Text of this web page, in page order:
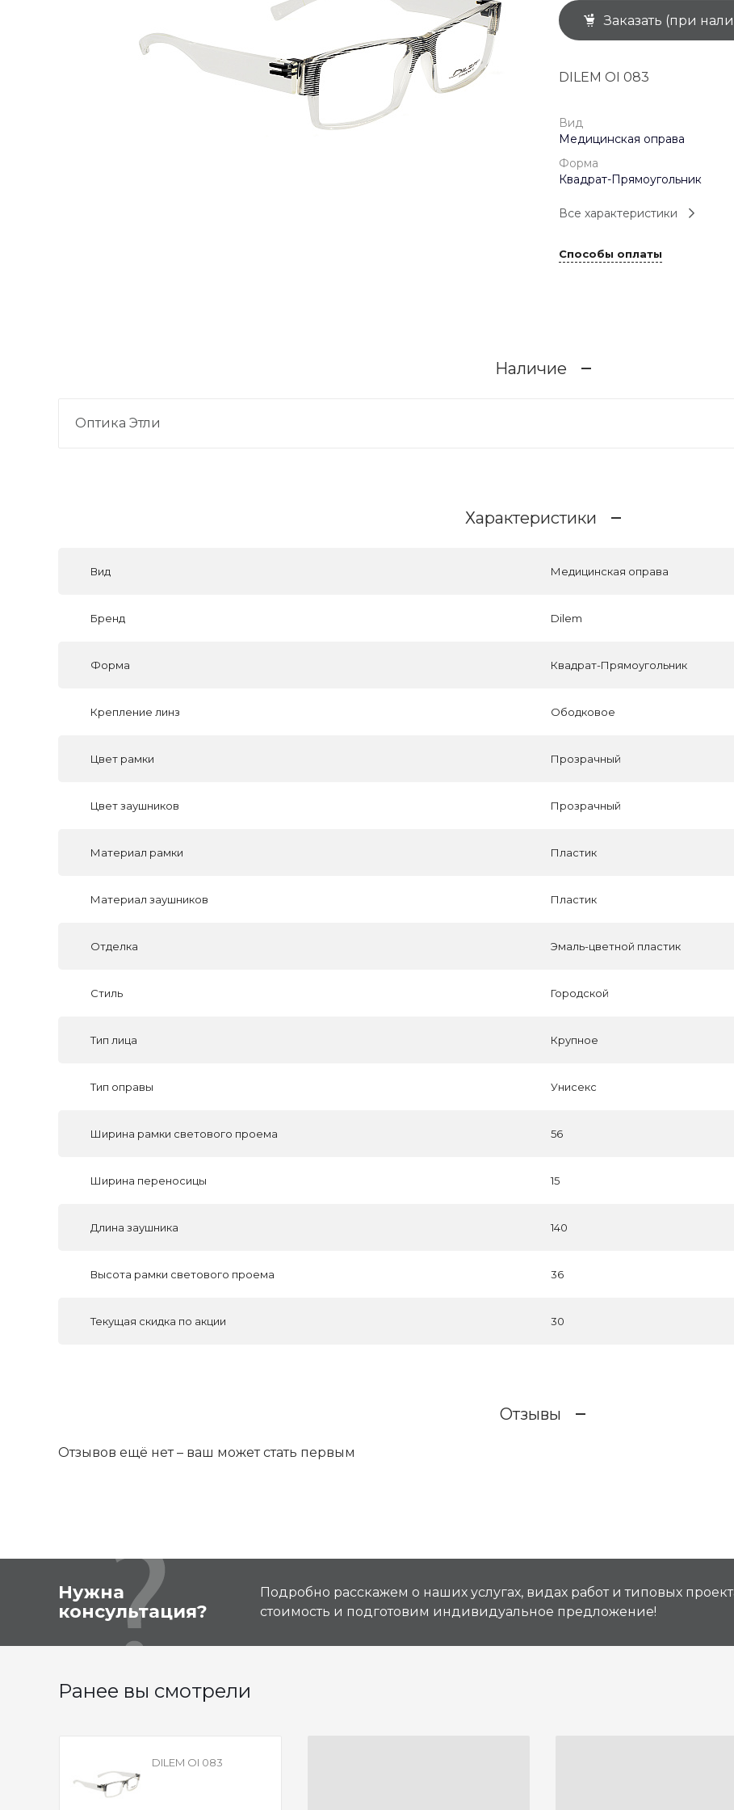
+7 (926) 092 4274
г. Королёв, пр-т
(0-9)
1 мая: 10:00-19:00
9 мая: 10:00-19:00
Заказать (при
DILEM OI 083
Вид
Медицинская оправа
Форма
Квадрат-Прямоугольник
Все характеристики
Способы оплаты
Наличие
Оптика Этли
Характеристики
Вид Медицинская оправа
Бренд Dilem
Форма Квадрат-Прямоугольник
Крепление линз Ободковое
Цвет рамки Прозрачный
Цвет заушников Прозрачный
Материал рамки Пластик
Материал заушников Пластик
Отделка Эмаль-цветной пластик
Стиль Городской
Тип лица Крупное
Тип оправы Унисекс
Ширина рамки светового проема 56
Ширина переносицы 15
Длина заушника 140
Высота рамки светового проема 36
Текущая скидка по акции 30
Отзывы
Отзывов ещё нет – ваш может стать первым
Нужна
консультация?
Подробно расскажем о наших услугах, видах работ и типовых
стоимость и подготовим индивидуальное предложение!
Ранее вы смотрели
DILEM OI 083